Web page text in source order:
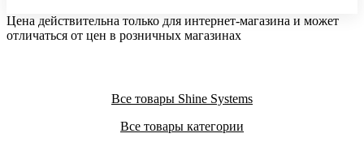
Цена действительна только для интернет-магазина и может
отличаться от цен в розничных магазинах
Все товары Shine Systems
Все товары категории